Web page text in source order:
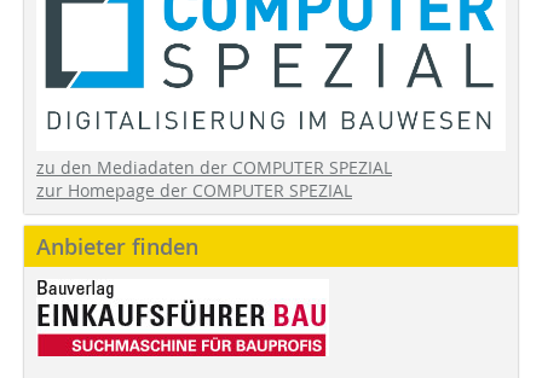
zu den Mediadaten der COMPUTER SPEZIAL
zur Homepage der COMPUTER SPEZIAL
Anbieter finden